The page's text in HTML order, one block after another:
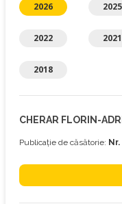
2026 2025
2022 2021
2018
CHERAR FLORIN-
Publicație de căsătorie: